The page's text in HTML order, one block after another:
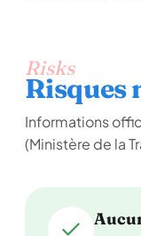
Risks
Risques
Informations
(Ministère de la